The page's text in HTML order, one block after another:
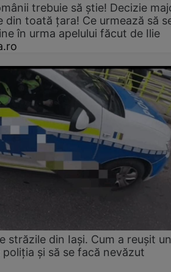
trebuie să știe! Decizie
din toată țara! Ce urmează să
în urma apelului făcut de Ilie
străzile din Iași. Cum a reușit un
și să se facă nevăzut